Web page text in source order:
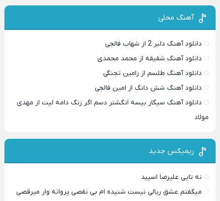
آهنگ محلی
دانلود آهنگ دلبر 2 از شهاب فالجی
دانلود آهنگ شقیقه از محمد محمدی
دانلود آهنگ طلسم از رامین تجنگی
دانلود آهنگ شش دانگ از امین فالجی
دانلود آهنگ سیگار بیسه انگشتر دسم اگر زنگ دامه لیت از مهدی
مولاد
ریمیکس جدید
نه تایی علیرضا اسپید
میگفتم عشق ریالی نیست شنیده ام بی نقصی پروانه وار میرقصی